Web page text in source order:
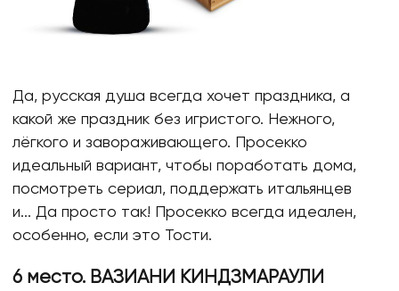
Да, русская душа всегда хочет праздника, а
какой же праздник без игристого. Нежного,
лёгкого и завораживающего. Просекко
идеальный вариант, чтобы поработать дома,
посмотреть сериал, поддержать итальянцев
и... Да просто так! Просекко всегда идеален,
особенно, если это Тости.
6 место. ВАЗИАНИ КИНДЗМАРАУЛИ